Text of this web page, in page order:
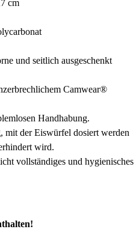
cm
und seitlich ausgeschenkt
Camwear®
Handhabung.
mit der Eiswürfel dosiert werden
wird.
vollständiges und hygienisches